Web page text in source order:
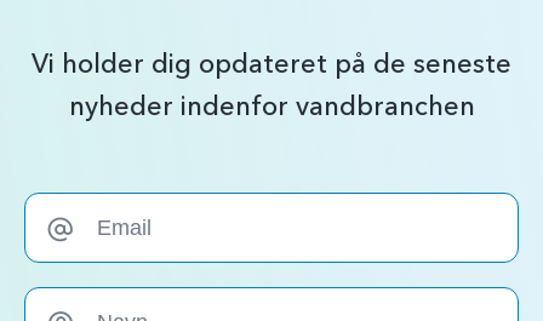
Vi holder dig opdateret på de seneste
nyheder indenfor vandbranchen